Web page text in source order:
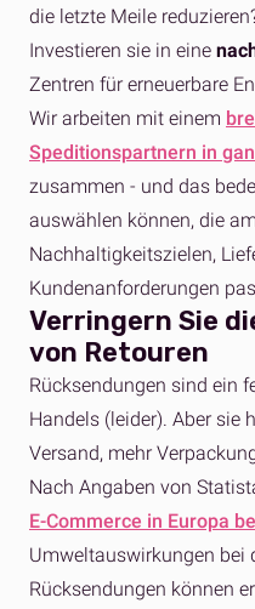
die letzte Meile
Investieren sie in eine
Zentren für erneuerbare
Wir arbeiten mit einem
Speditionspartnern in
zusammen - und das
auswählen können, die
Nachhaltigkeitszielen,
Kundenanforderungen
Verringern Sie
von Retouren
Rücksendungen sind ein
Handels (leider). Aber sie
Versand, mehr
Nach Angaben von
E-Commerce in Europa
Umweltauswirkungen bei
Rücksendungen können